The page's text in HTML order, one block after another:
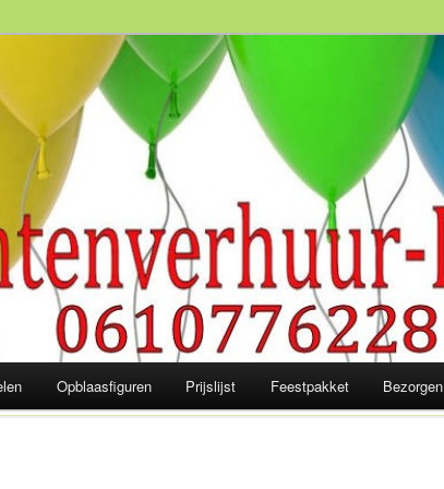
feest! 06-10 77 62 28
Opblaasfiguren Prijslijst Feestpakket Bezorgen